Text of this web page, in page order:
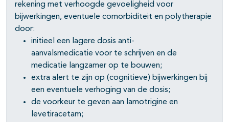
open- en dichtklappen
open- en dichtklappen
open- en dichtklappen
rekening met verhoogde gevoeligheid voor
bijwerkingen, eventuele comorbiditeit en polytherapie
door:
initieel een lagere dosis anti-
aanvalsmedicatie voor te schrijven en de
medicatie langzamer op te bouwen;
extra alert te zijn op (cognitieve) bijwerkingen bij
een eventuele verhoging van de dosis;
de voorkeur te geven aan lamotrigine en
levetiracetam;